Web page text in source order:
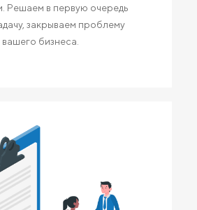
Решаем в первую очередь
закрываем проблему
вашего бизнеса.